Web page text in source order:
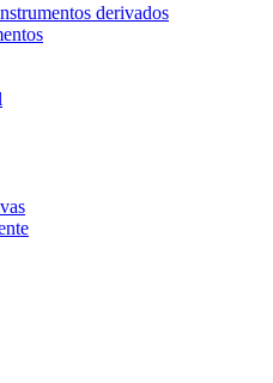
derivados